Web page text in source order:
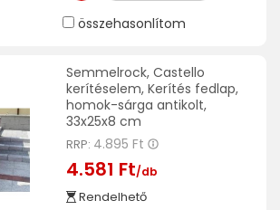
összehasonlítom
Semmelrock, Castello
kerítéselem, Kerítés fedlap,
homok-sárga antikolt,
33x25x8 cm
RRP: 4.895 Ft
4.581 Ft/db
Rendelhető